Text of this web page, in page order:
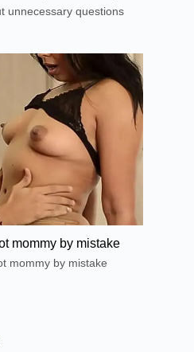
unnecessary questions
mommy by mistake
mommy by mistake